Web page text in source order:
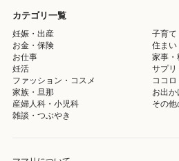
カテゴリ一覧
妊娠・出産
子育て
お金・保険
住まい
お仕事
家事・
妊活
サプリ
ファッション・コスメ
ココ
家族・旦那
お出か
産婦人科・小児科
その他
雑談・つぶやき